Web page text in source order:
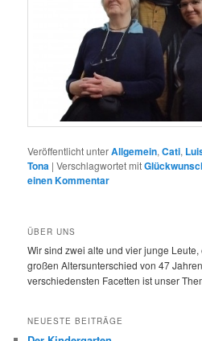
Veröffentlicht unterAllgemein,Cati,
Tona |Verschlagwortet mit
einen Kommentar
ÜBER UNS
Wir sind zwei alte und vier junge
großen Altersunterschied von 47
verschiedensten Facetten ist unser
NEUESTE BEITRÄGE